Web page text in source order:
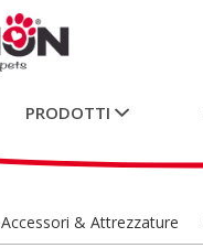
PRODOTTI
Accessori & Attrezzature